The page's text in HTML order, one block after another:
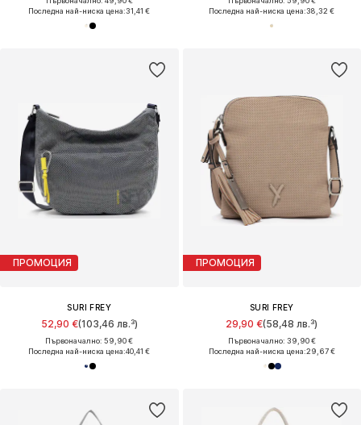
Последна най-ниска цена:31,41 €
Последна най-ниска цена:38,32 €
ПРОМОЦИЯ
SURI FREY
52,90 €(103,46 лв.³)
Първоначално: 59,90 €
Последна най-ниска цена:40,41 €
ПРОМОЦИЯ
SURI FREY
29,90 €(58,48 лв.³)
Първоначално: 39,90 €
Последна най-ниска цена:29,67 €